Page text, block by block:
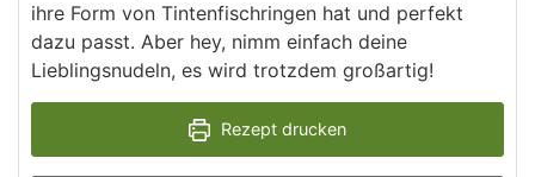
ihre Form von Tintenfischringen hat und perfekt
dazu passt. Aber hey, nimm einfach deine
Lieblingsnudeln, es wird trotzdem großartig!
Rezept drucken